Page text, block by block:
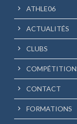
ATHLE06
ACTUALITÉS
CLUBS
CONTACT
FORMATIONS